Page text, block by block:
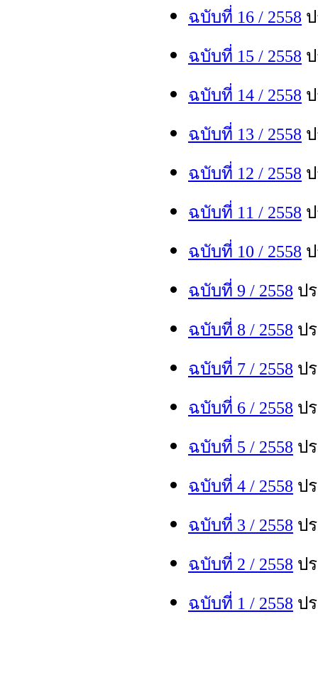
ฉบับที่ 16 / 2558
ฉบับที่ 15 / 2558
ฉบับที่ 14 / 2558
ฉบับที่ 13 / 2558
ฉบับที่ 12 / 2558
ฉบับที่ 11 / 2558
ฉบับที่ 10 / 2558
ฉบับที่ 9 / 2558 ป
ฉบับที่ 8 / 2558 ป
ฉบับที่ 7 / 2558 ป
ฉบับที่ 6 / 2558 ป
ฉบับที่ 5 / 2558 ป
ฉบับที่ 4 / 2558 ป
ฉบับที่ 3 / 2558 ป
ฉบับที่ 2 / 2558 ป
ฉบับที่ 1 / 2558 ป